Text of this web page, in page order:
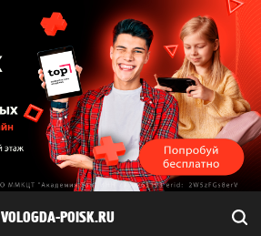
VOLOGDA-POISK.RU